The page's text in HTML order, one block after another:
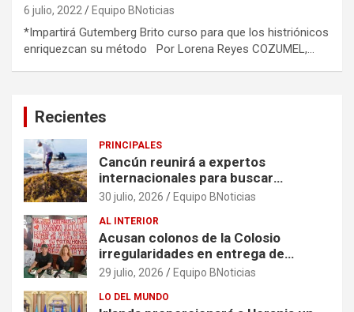
6 julio, 2022 Equipo BNoticias
*Impartirá Gutemberg Brito curso para que los histriónicos
enriquezcan su método Por Lorena Reyes COZUMEL,…
Recientes
PRINCIPALES
Cancún reunirá a expertos
internacionales para buscar
soluciones al problema del sargazo
30 julio, 2026 Equipo BNoticias
AL INTERIOR
Acusan colonos de la Colosio
irregularidades en entrega de
escrituras
29 julio, 2026 Equipo BNoticias
LO DEL MUNDO